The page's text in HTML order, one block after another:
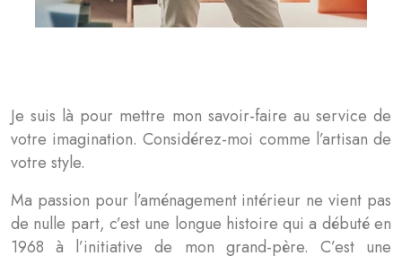
Je suis là pour mettre mon savoir-faire au service de
votre imagination. Considérez-moi comme l’artisan de
votre style.
Ma passion pour l’aménagement intérieur ne vient pas
de nulle part, c’est une longue histoire qui a débuté en
1968 à l’initiative de mon grand-père. C’est une